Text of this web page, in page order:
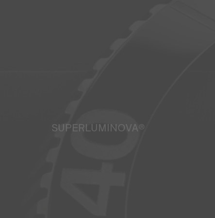
SUPERLUMINOVA®